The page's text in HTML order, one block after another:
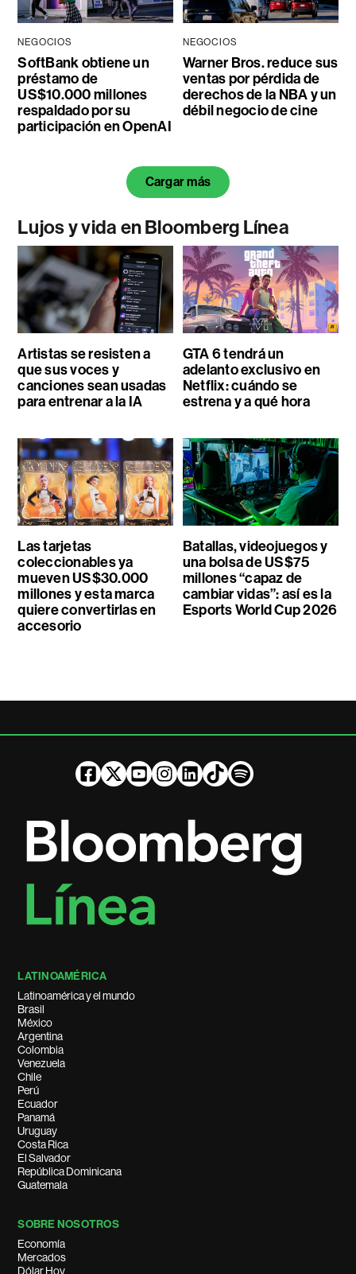
NEGOCIOS
SoftBank obtiene un
préstamo de
US$10.000 millones
respaldado por su
participación en OpenAI
NEGOCIOS
Warner Bros. reduce sus
ventas por pérdida de
derechos de la NBA y un
débil negocio de cine
Cargar más
Lujos y vida en Bloomberg Línea
Artistas se resisten a
que sus voces y
canciones sean usadas
para entrenar a la IA
GTA 6 tendrá un
adelanto exclusivo en
Netflix: cuándo se
estrena y a qué hora
Las tarjetas
coleccionables ya
mueven US$30.000
millones y esta marca
quiere convertirlas en
accesorio
Batallas, videojuegos y
una bolsa de US$75
millones “capaz de
cambiar vidas”: así es la
Esports World Cup 2026
LATINOAMÉRICA
Latinoamérica y el mundo
Brasil
México
Argentina
Colombia
Venezuela
Chile
Perú
Ecuador
Panamá
Uruguay
Costa Rica
El Salvador
República Dominicana
Guatemala
SOBRE NOSOTROS
Economía
Mercados
Dólar Hoy